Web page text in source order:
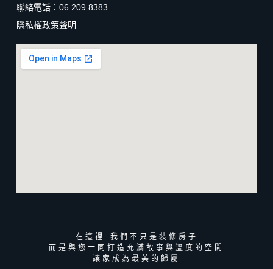
在這裡 我們不只是裝修房子
而是與您一同打造充滿故事與溫度的空間
讓家成為最美的歸屬
聯絡電話：06 209 8383
隱私權政策聲明